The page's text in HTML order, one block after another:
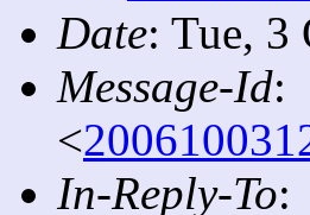
Date: Tue, 3
Message-Id:
<
In-Reply-To: